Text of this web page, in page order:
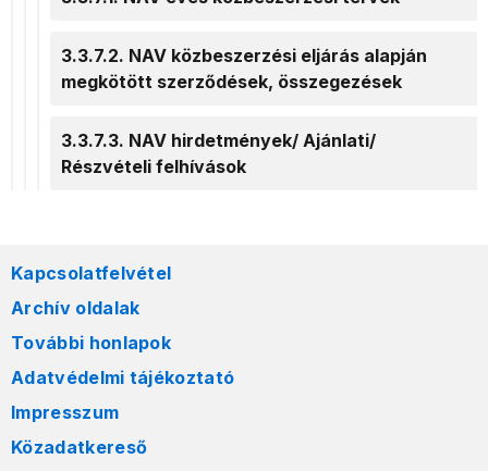
3.3.7.2. NAV közbeszerzési eljárás alapján
megkötött szerződések, összegezések
3.3.7.3. NAV hirdetmények/ Ajánlati/
Részvételi felhívások
Kapcsolatfelvétel
Archív oldalak
További honlapok
Adatvédelmi tájékoztató
Impresszum
Közadatkereső